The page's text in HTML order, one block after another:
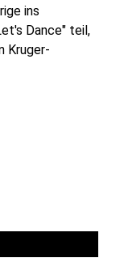
ins
Dance" teil,
Kruger-